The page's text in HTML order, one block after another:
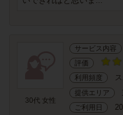
30代 女性
サービス内容
評価
利用頻度
提供エリア
ご利用日